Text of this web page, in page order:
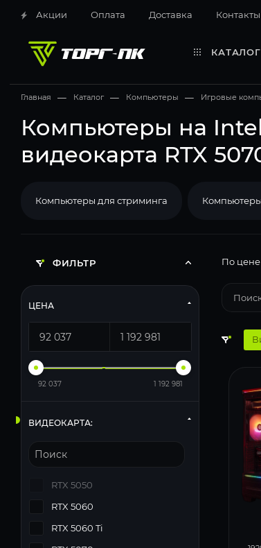
Акции Оплата Доставка Контакты
КАТАЛОГ
Главная — Каталог — Компьютеры — Игровые
Компьютеры на
видеокарта RTX
Компьютеры для стриминга
По цене
ФИЛЬТР
ЦЕНА
92 037 1 192 981
ВИДЕОКАРТА:
RTX 5050
RTX 5060
RTX 5060 Ti